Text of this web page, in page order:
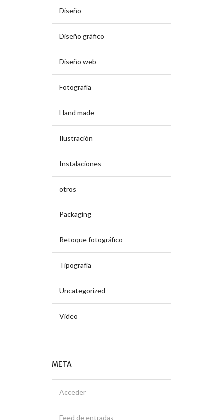
Diseño
Diseño gráfico
Diseño web
Fotografía
Hand made
Ilustración
Instalaciones
otros
Packaging
Retoque fotográfico
Tipografía
Uncategorized
Video
META
Acceder
Feed de entradas